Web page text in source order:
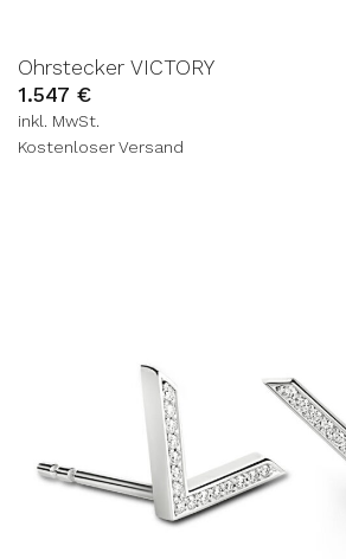
Ohrstecker VICTORY
1.547 €
inkl. MwSt.
Kostenloser Versand